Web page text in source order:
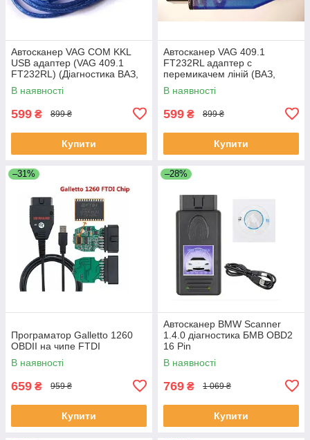
Автосканер VAG COM KKL
USB адаптер (VAG 409.1
FT232RL) (Діагностика ВАЗ,
старі VW/Seat/Audi/Skoda)
В наявності
599 ₴ 899 ₴
Купити
Автосканер VAG 409.1
FT232RL адаптер c
перемикачем ліній (ВАЗ,
старые VW/Seat/Audi/Skoda,
Chevrolet)
В наявності
599 ₴ 899 ₴
Купити
–31%
Програматор Galletto 1260
OBDII на чипе FTDI
В наявності
659 ₴ 959 ₴
Купити
–28%
Автосканер BMW Scanner
1.4.0 діагностика БМВ OBD2
16 Pin
В наявності
769 ₴ 1 069 ₴
Купити